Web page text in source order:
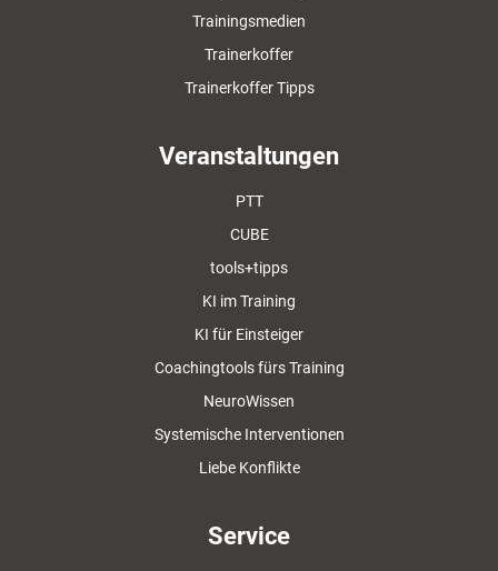
Trainingsmedien
Trainerkoffer
Trainerkoffer Tipps
Veranstaltungen
PTT
CUBE
tools+tipps
KI im Training
KI für Einsteiger
Coachingtools fürs Training
NeuroWissen
Systemische Interventionen
Liebe Konflikte
Service